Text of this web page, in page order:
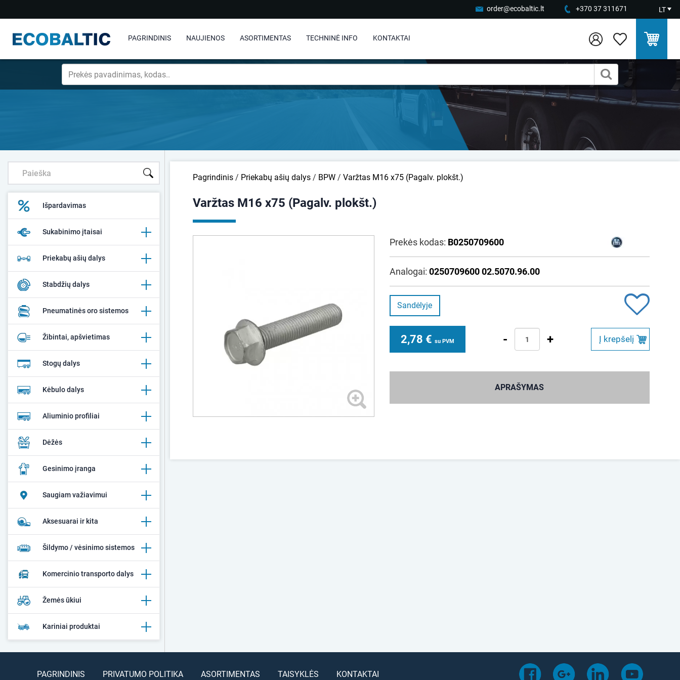
order@ecobaltic.lt +370 37 311671 LT
PAGRINDINIS NAUJIENOS ASORTIMENTAS TECHNINĖ INFO KONTAKTAI
Išpardavimas
Sukabinimo įtaisai
Priekabų ašių dalys
Stabdžių dalys
Pneumatinės oro sistemos
Žibintai, apšvietimas
Stogų dalys
Kėbulo dalys
Aliuminio profiliai
Dėžės
Gesinimo įranga
Saugiam važiavimui
Aksesuarai ir kita
Šildymo / vėsinimo sistemos
Komercinio transporto dalys
Žemės ūkiui
Kariniai produktai
Pagrindinis / Priekabų ašių dalys / BPW / Varžtas M16 x75 (Pagalv. plokšt.)
Varžtas M16 x75 (Pagalv. plokšt.)
Prekės kodas: B0250709600
Analogai: 0250709600 02.5070.96.00
Sandėlyje
2,78 € su PVM - + Į krepšelį
APRAŠYMAS
PAGRINDINIS PRIVATUMO POLITIKA ASORTIMENTAS TAISYKLĖS KONTAKTAI